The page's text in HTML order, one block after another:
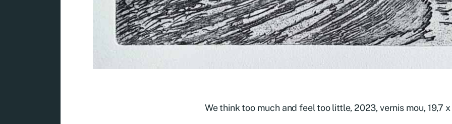
We think too much and feel too little, 2023, vernis mou, 19,7